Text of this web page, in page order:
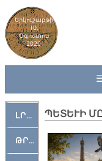
Երկուշաբթի
10,
Օգոստոս
2026
ԼՐԱՀՈՍ
ԹՐՔԱՀԱՅ ԿԵԱՆՔ
ՊԵՏԵՒԻ